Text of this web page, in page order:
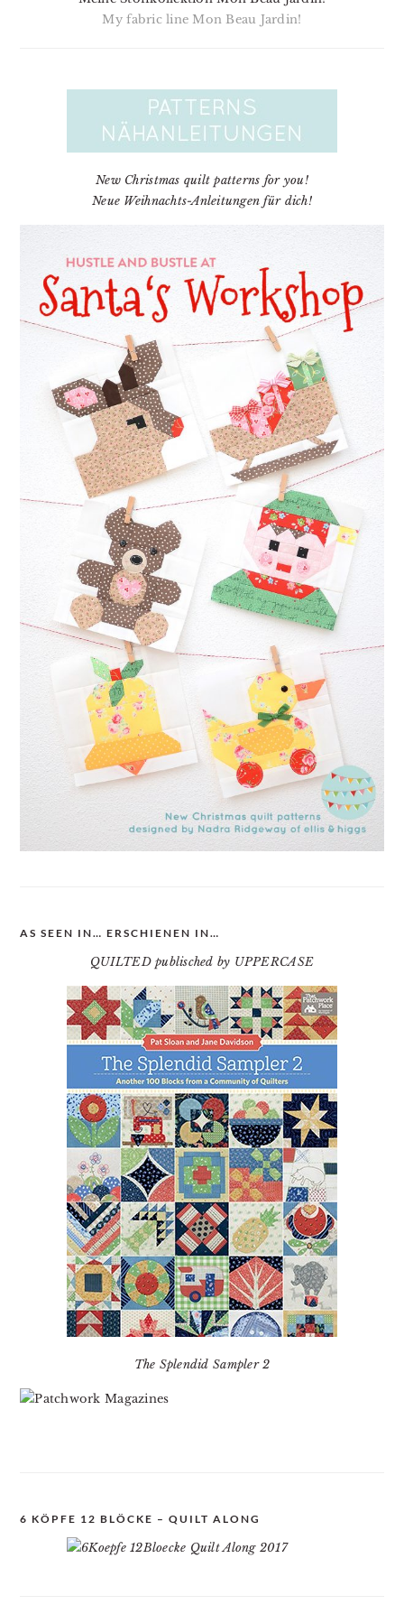
My fabric line Mon Beau Jardin!
New Christmas quilt patterns for you!
Neue Weihnachts-Anleitungen für dich!
AS SEEN IN… ERSCHIENEN IN…
QUILTED publisched by UPPERCASE
The Splendid Sampler 2
6 KÖPFE 12 BLÖCKE – QUILT ALONG